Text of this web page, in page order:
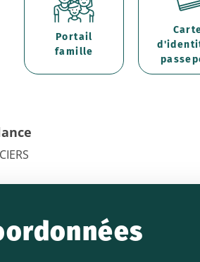
Portail
famille